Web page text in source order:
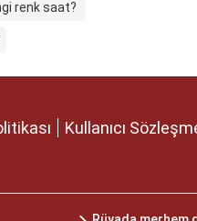
renk saat?
Kullanıcı